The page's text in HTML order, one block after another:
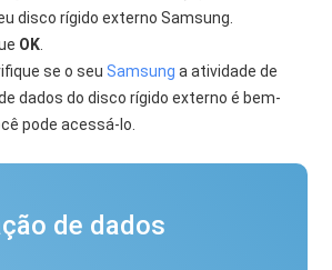
disco rígido externo Samsung.
OK
se o seuSamsung a atividade de
dados do disco rígido externo é bem-
pode acessá-lo.
de dados